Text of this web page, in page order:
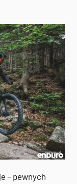
– pewnych